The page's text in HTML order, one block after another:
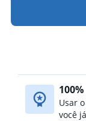
Usar
você